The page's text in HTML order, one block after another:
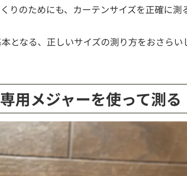
りのためにも、カーテンサイズを正確に測
となる、正しいサイズの測り方をおさら
用メジャーを使って測る